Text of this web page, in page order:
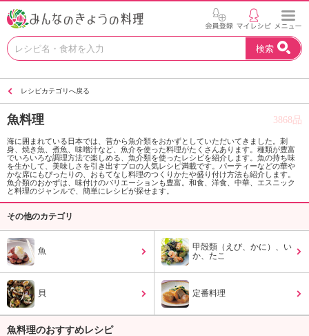
お
い
を
見
つ
け
よ
H
デ
検索
レシピカテゴリへ戻る
魚料理 3868品
海に囲まれている日本では、昔から魚介類をおかずとしていただいてきました。刺
身、焼き魚、煮魚、味噌汁など、魚介を使った料理がたくさんあります。種類が豊富
でいろいろな調理方法で楽しめる、魚介類を使ったレシピを紹介します。魚の持ち味
を生かして、美味しさを引き出すプロの人気レシピ満載です。パーティーなどの華や
かな席にもぴったりの、おもてなし料理のつくりかたや盛り付け方法も紹介します。
魚介類のおかずは、味付けのバリエーションも豊富。和食、洋食、中華、エスニック
と料理のジャンルで、簡単にレシピが探せます。
その他のカテゴリ
魚
甲殻類（えび、かに）、い
か、たこ
貝 定番料理
魚料理のおすすめレシピ